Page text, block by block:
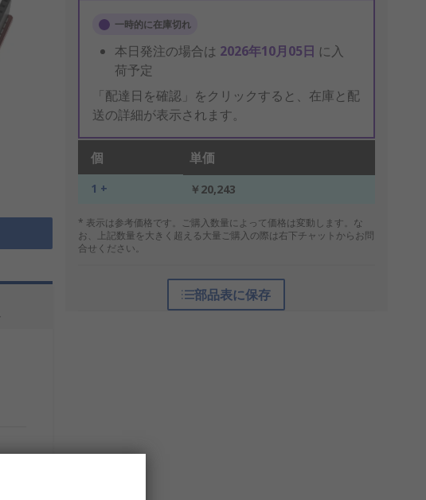
一時的に在庫切れ
本日発注の場合は 2026年10月05日 に入
荷予定
「配達日を確認」をクリックすると、在庫と配
送の詳細が表示されます。
個 単価
1 + ￥20,243
* 表示は参考価格です。ご購入数量によって価格は変動します。な
お、上記数量を大きく超える大量ご購入の際は右下チャットからお問
合せください。
部品表に保存